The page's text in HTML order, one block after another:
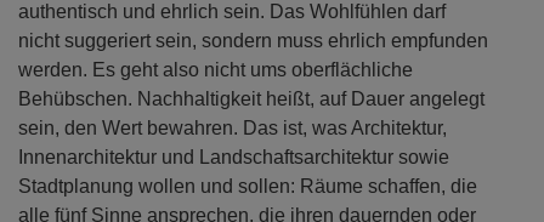
authentisch und ehrlich sein. Das Wohlfühlen darf
nicht suggeriert sein, sondern muss ehrlich empfunden
werden. Es geht also nicht ums oberflächliche
Behübschen. Nachhaltigkeit heißt, auf Dauer angelegt
sein, den Wert bewahren. Das ist, was Architektur,
Innenarchitektur und Landschaftsarchitektur sowie
Stadtplanung wollen und sollen: Räume schaffen, die
alle fünf Sinne ansprechen, die ihren dauernden oder